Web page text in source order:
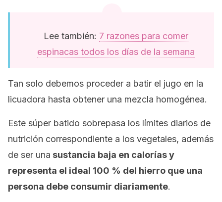
Lee también: 7 razones para comer
espinacas todos los días de la semana
Tan solo debemos proceder a batir el jugo en la
licuadora hasta obtener una mezcla homogénea.
Este súper batido sobrepasa los límites diarios de
nutrición correspondiente a los vegetales, además
de ser una sustancia baja en calorías y
representa el ideal 100 % del hierro que una
persona debe consumir diariamente.